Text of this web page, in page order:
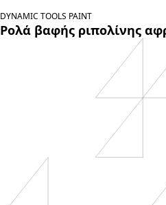
DYNAMIC TOOLS PAINT
Ρολά βαφής ριπολίνης